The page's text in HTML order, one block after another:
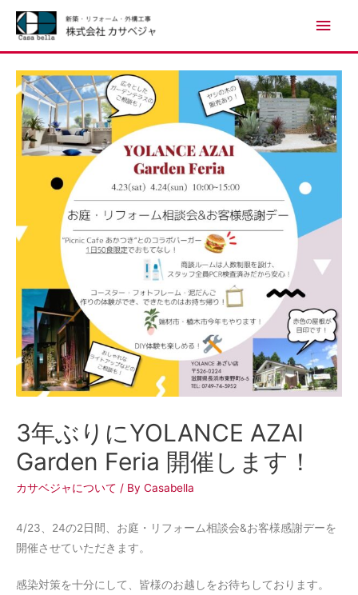
3年ぶりにYOLANCE AZAI
Garden Feria 開催します！
カサベジャについて / By Casabella
4/23、24の2日間、お庭・リフォーム相談会&お客様感謝デーを
開催させていただきます。
感染対策を十分にして、皆様のお越しをお待ちしております。